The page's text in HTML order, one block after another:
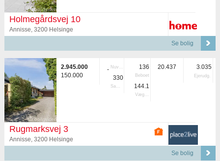
Holmegårdsvej 10
Annisse, 3200 Helsinge
Se bolig
2.945.000
150.000
- Nuvær.
330
Samlet
136
Beboet
144.1
Vægtet
20.437 3.035
Ejerudg.
Rugmarksvej 3
Annisse, 3200 Helsinge
Se bolig